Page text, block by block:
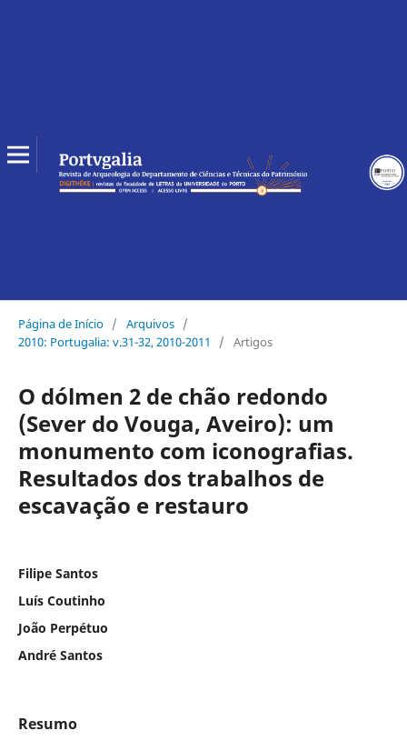
Página de Início / Arquivos /
2010: Portugalia: v.31-32, 2010-2011
/ Artigos
O dólmen 2 de chão redondo
(Sever do Vouga, Aveiro): um
monumento com iconografias.
Resultados dos trabalhos de
escavação e restauro
Filipe Santos
Luís Coutinho
João Perpétuo
André Santos
Resumo